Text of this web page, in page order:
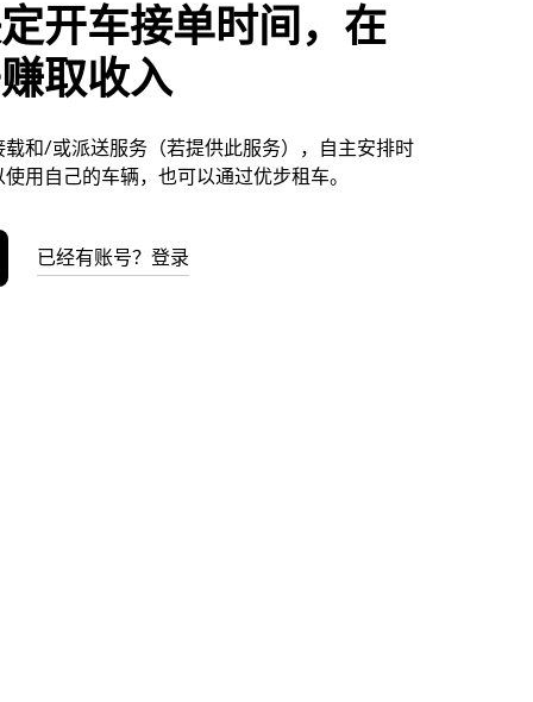
开车接单时间，在
取收入
载和/或派送服务（若提供此服务），自主安排时
用自己的车辆，也可以通过优步租车。
已经有账号？登录